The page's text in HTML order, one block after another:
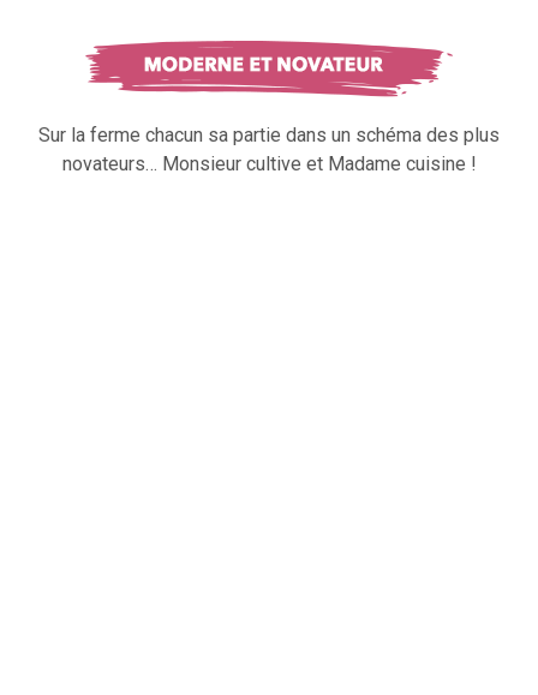
Sur la ferme chacun sa partie dans un schéma des plus
novateurs… Monsieur cultive et Madame cuisine !